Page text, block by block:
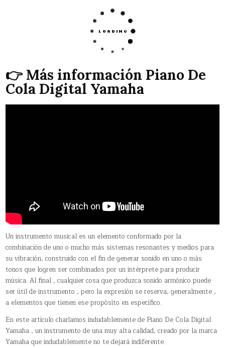
👉 Más información Piano De
Cola Digital Yamaha
Un instrumento musical es un elemento conformado por la
combinación de uno o mucho más sistemas resonantes y medios para
su vibración, construido con el fin de generar sonido en uno o más
tonos que logren ser combinados por un intérprete para producir
música. Al final , cualquier cosa que produzca sonido armónico puede
ser útil de instrumento , pero la expresión se reserva, generalmente ,
a elementos que tienen ese propósito en específico.
En este artículo charlamos indudablemente de Piano De Cola Digital
Yamaha , un instrumento de una muy alta calidad, creado por la marca
Yamaha que indudablemente no te dejará indiferente.